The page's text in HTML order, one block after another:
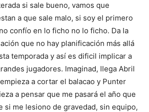
si sale bueno, vamos que
a que sale malo, si soy el primero
confío en lo ficho no lo ficho. Da la
que no hay planificación más allá
temporada y así es dificil implicar a
jugadores. Imaginad, llega Abril
a cortar el balacao y Punter
a pensar que me pasará el año que
si me lesiono de gravedad, sin equipo,